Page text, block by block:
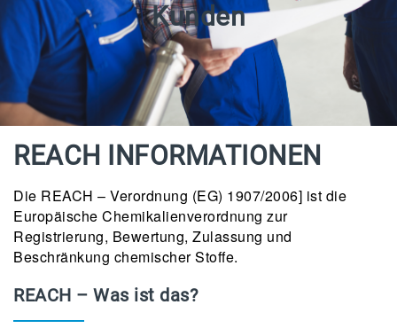
Kunden
REACH INFORMATIONEN
Die REACH – Verordnung (EG) 1907/2006] ist die
Europäische Chemikalienverordnung zur
Registrierung, Bewertung, Zulassung und
Beschränkung chemischer Stoffe.
REACH – Was ist das?